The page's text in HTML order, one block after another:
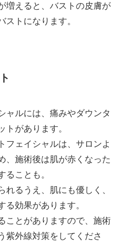
増えると、バストの皮膚が
ストになります。
ャルには、痛みやダウンタ
トがあります。
フェイシャルは、サロンよ
、施術後は肌が赤くなった
ることも。
るうえ、肌にも優しく、
る効果があります。
ことがありますので、施術
紫外線対策をしてくださ